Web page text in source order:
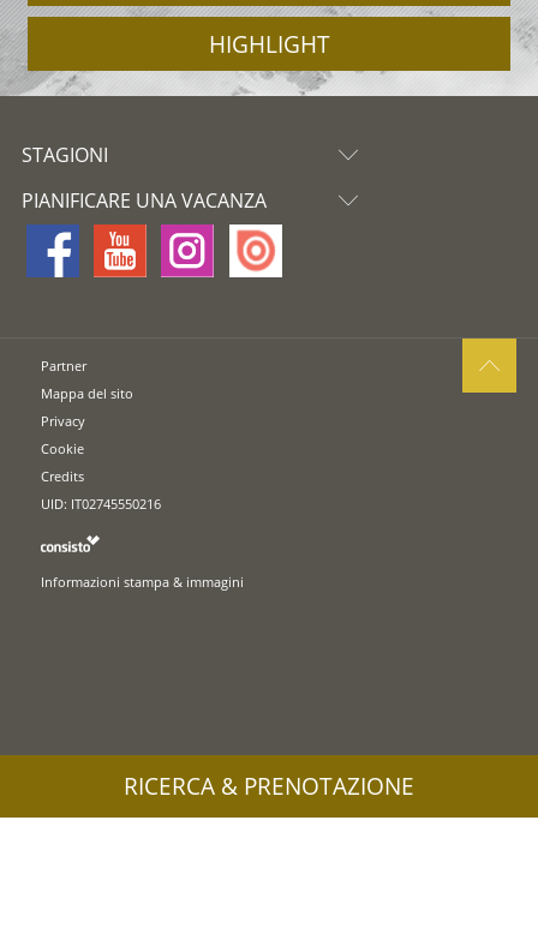
HIGHLIGHT
STAGIONI
PIANIFICARE UNA VACANZA
Partner
Mappa del sito
Privacy
Cookie
Credits
UID: IT02745550216
Informazioni stampa & immagini
RICERCA & PRENOTAZIONE